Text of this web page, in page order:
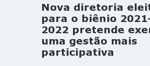
Nova diretoria
para o biênio
2022 pretende
uma gestão mais
participativa